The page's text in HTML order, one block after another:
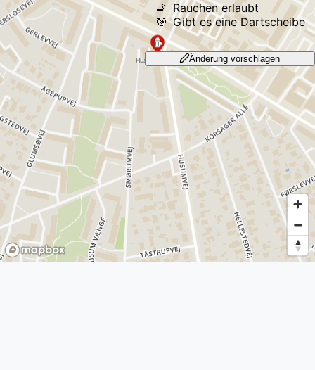
🚬 Rauchen erlaubt
🎯 Gibt es eine Dartscheibe
Änderung vorschlagen